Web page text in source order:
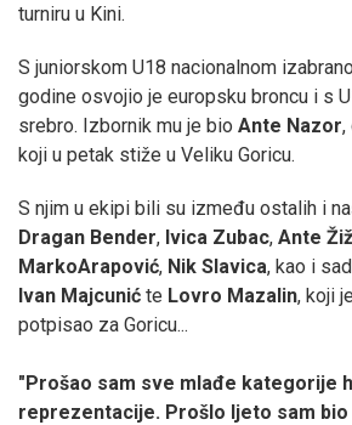
turniru u Kini.
S juniorskom U18 nacionalnom
godine osvojio je europsku broncu i s
srebro. Izbornik mu je bio Ante Nazor,
koji u petak stiže u Veliku Goricu.
S njim u ekipi bili su između ostalih i
Dragan Bender, Ivica Zubac, Ante
MarkoArapović, Nik Slavica, kao i
Ivan Majcunić te Lovro Mazalin, koji
potpisao za Goricu...
"Prošao sam sve mlađe kategorije
reprezentacije. Prošlo ljeto sam bio